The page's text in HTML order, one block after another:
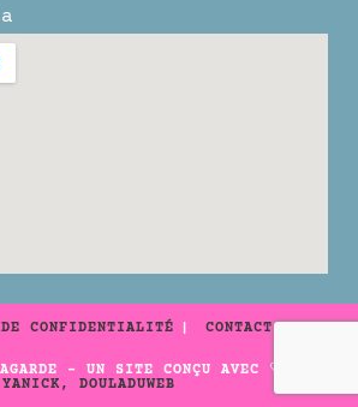
CONFIDENTIALITÉ CONTACT
- UN SITE CONÇU AVEC ♡ PAR
YANICK, DOULADUWEB